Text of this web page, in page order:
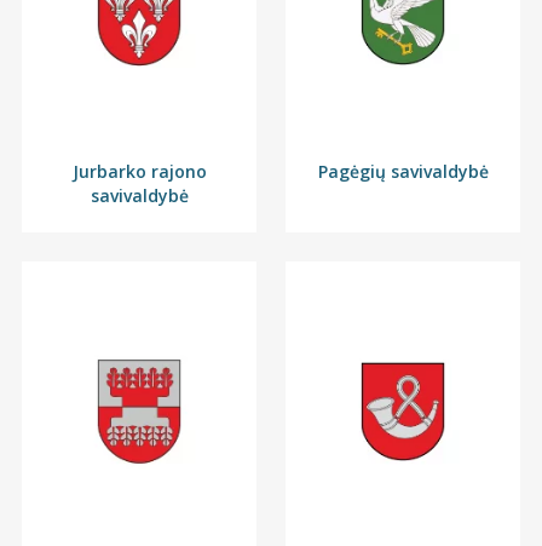
Jurbarko rajono
savivaldybė
Pagėgių savivaldybė